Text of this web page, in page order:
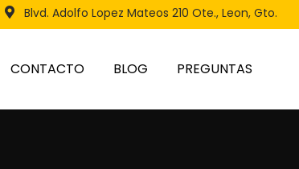
Blvd. Adolfo Lopez Mateos 210 Ote., Leon, Gto.
CONTACTO BLOG PREGUNTAS